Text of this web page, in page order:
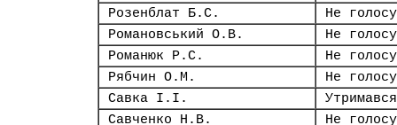
Розенблат Б.С.
Не
Романовський О.В.
Не
Романюк Р.С.
Не
Рябчин О.М.
Не
Савка І.І.
Утримався
Савченко Н.В.
Не